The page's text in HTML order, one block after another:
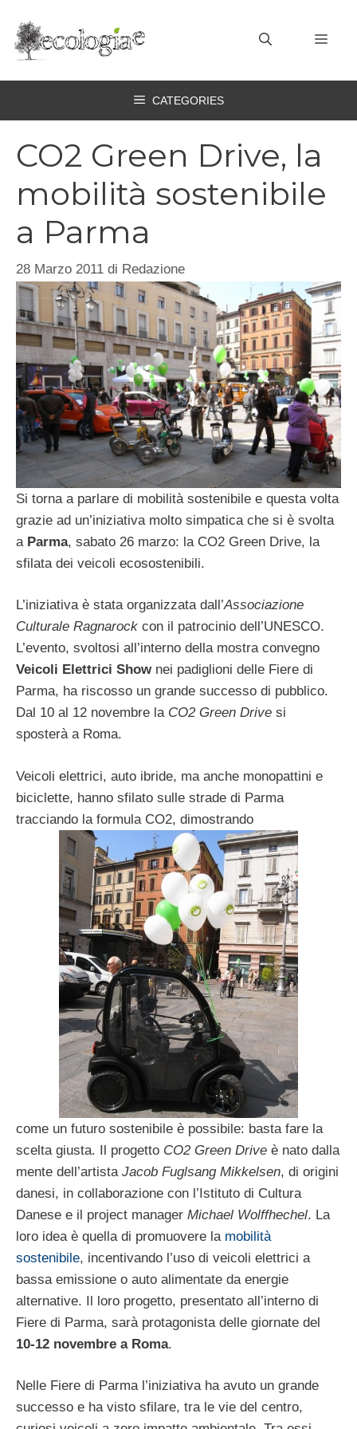
contenuto
CATEGORIES
CO2 Green Drive, la
mobilità sostenibile
a Parma
28 Marzo 2011 di Redazione
Si torna a parlare di mobilità sostenibile e questa volta
grazie ad un’iniziativa molto simpatica che si è svolta
a Parma, sabato 26 marzo: la CO2 Green Drive, la
sfilata dei veicoli ecosostenibili.
L’iniziativa è stata organizzata dall’Associazione
Culturale Ragnarock con il patrocinio dell’UNESCO.
L’evento, svoltosi all’interno della mostra convegno
Veicoli Elettrici Show nei padiglioni delle Fiere di
Parma, ha riscosso un grande successo di pubblico.
Dal 10 al 12 novembre la CO2 Green Drive si
sposterà a Roma.
Veicoli elettrici, auto ibride, ma anche monopattini e
biciclette, hanno sfilato sulle strade di Parma
tracciando la formula CO2, dimostrando
come un futuro sostenibile è possibile: basta fare la
scelta giusta. Il progetto CO2 Green Drive è nato dalla
mente dell’artista Jacob Fuglsang Mikkelsen, di origini
danesi, in collaborazione con l’Istituto di Cultura
Danese e il project manager Michael Wolffhechel. La
loro idea è quella di promuovere la mobilità
sostenibile, incentivando l’uso di veicoli elettrici a
bassa emissione o auto alimentate da energie
alternative. Il loro progetto, presentato all’interno di
Fiere di Parma, sarà protagonista delle giornate del
10-12 novembre a Roma.
Nelle Fiere di Parma l’iniziativa ha avuto un grande
successo e ha visto sfilare, tra le vie del centro,